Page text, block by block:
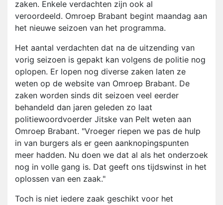
zaken. Enkele verdachten zijn ook al
veroordeeld. Omroep Brabant begint maandag aan
het nieuwe seizoen van het programma.
Het aantal verdachten dat na de uitzending van
vorig seizoen is gepakt kan volgens de politie nog
oplopen. Er lopen nog diverse zaken laten ze
weten op de website van Omroep Brabant. De
zaken worden sinds dit seizoen veel eerder
behandeld dan jaren geleden zo laat
politiewoordvoerder Jitske van Pelt weten aan
Omroep Brabant. "Vroeger riepen we pas de hulp
in van burgers als er geen aanknopingspunten
meer hadden. Nu doen we dat al als het onderzoek
nog in volle gang is. Dat geeft ons tijdswinst in het
oplossen van een zaak."
Toch is niet iedere zaak geschikt voor het